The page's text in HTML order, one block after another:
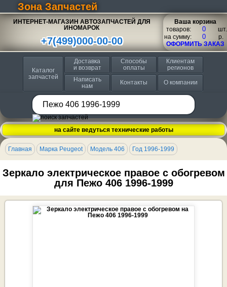
Зона Запчастей
ИНТЕРНЕТ-МАГАЗИН АВТОЗАПЧАСТЕЙ ДЛЯ
ИНОМАРОК
+7(499)000-00-00
Ваша корзина
товаров:
шт.
на сумму:
p.
ОФОРМИТЬ ЗАКАЗ
Каталог
запчастей
Доставка
и возврат
Способы
оплаты
Клиентам
регионов
Написать
нам
Контакты О компании
на сайте ведуться технические работы
Главная Марка Peugeot Модель 406 Год 1996-1999
Зеркало электрическое правое с обогревом
для Пежо 406 1996-1999